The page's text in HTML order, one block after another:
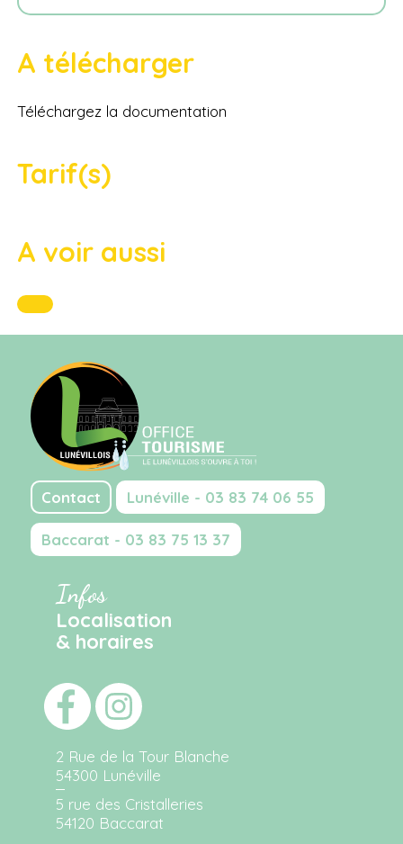
A télécharger
Téléchargez la documentation
Tarif(s)
A voir aussi
Contact Lunéville - 03 83 74 06 55
Baccarat - 03 83 75 13 37
Infos
Localisation
& horaires
2 Rue de la Tour Blanche
54300 Lunéville
5 rue des Cristalleries
54120 Baccarat